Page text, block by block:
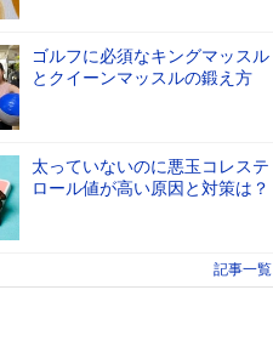
ゴルフに必須なキングマッスル
とクイーンマッスルの鍛え方
太っていないのに悪玉コレステ
ロール値が高い原因と対策は？
記事一覧